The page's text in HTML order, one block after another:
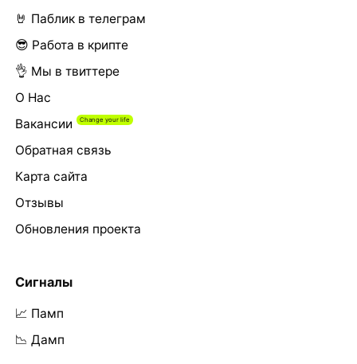
🤘 Паблик в телеграм
😎 Работа в крипте
👌 Мы в твиттере
О Нас
Вакансии
Обратная связь
Карта сайта
Отзывы
Обновления проекта
Сигналы
📈 Памп
📉 Дамп